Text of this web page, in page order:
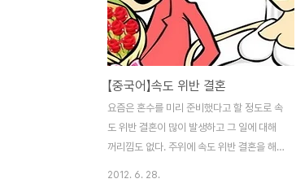
APP “外卖的民族”的创业公司。外卖
的民族是优雅的兄弟们在2010年6月
推出的韩国外卖平台服务，2017年7
月累积下载量已经达到3,000万次，平
台上有24万家企业入驻，每月点单数
量多达一千九百万人次，相当于每3个
韩国人中有1名在外卖的民族上订购外
卖，是韩国最受欢迎的外卖APP之一。
【중국어】속도 위반 결혼
요즘은 혼수를 미리 준비했다고 할 정도로 속
도 위반 결혼이 많이 발생하고 그 일에 대해
꺼리낌도 없다. 주위에 속도 위반 결혼을 해
2012. 6. 28.